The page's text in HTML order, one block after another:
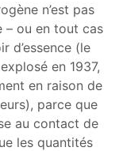
n’est pas
– ou en tout cas
d’essence (le
en 1937,
en raison de
parce que
au contact de
les quantités